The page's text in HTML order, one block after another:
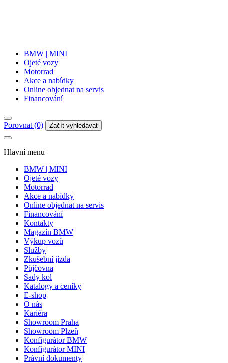
BMW | MINI
Ojeté vozy
Motorrad
Akce a nabídky
Online objednat na servis
Financování
Porovnat (0) Začít vyhledávat
Hlavní menu
BMW | MINI
Ojeté vozy
Motorrad
Akce a nabídky
Online objednat na servis
Financování
Kontakty
Magazín BMW
Výkup vozů
Služby
Zkušební jízda
Půjčovna
Sady kol
Katalogy a ceníky
E-shop
O nás
Kariéra
Showroom Praha
Showroom Plzeň
Konfigurátor BMW
Konfigurátor MINI
Právní dokumenty